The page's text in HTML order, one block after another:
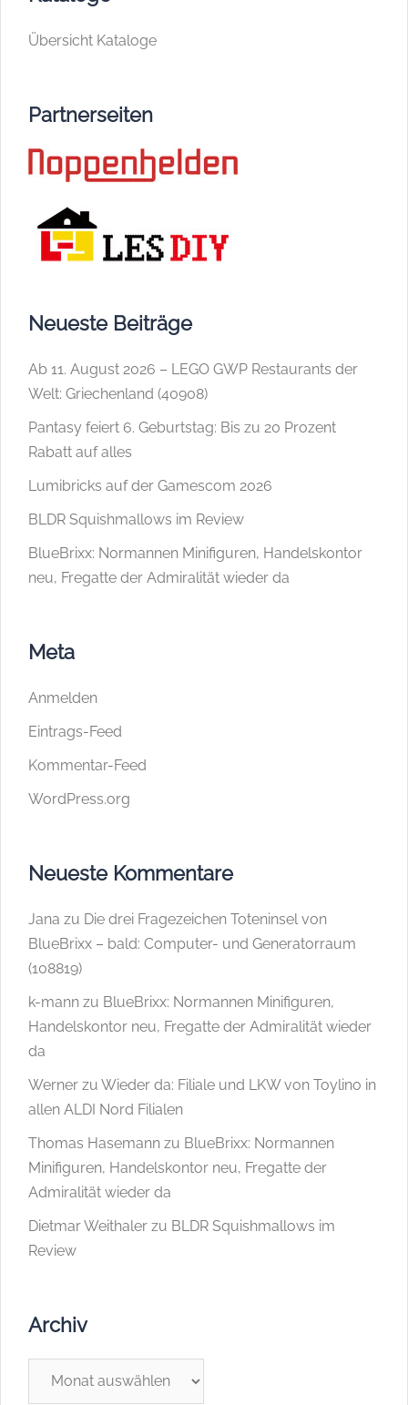
Übersicht Kataloge
Partnerseiten
Neueste Beiträge
Ab 11. August 2026 – LEGO GWP Restaurants der
Welt: Griechenland (40908)
Pantasy feiert 6. Geburtstag: Bis zu 20 Prozent
Rabatt auf alles
Lumibricks auf der Gamescom 2026
BLDR Squishmallows im Review
BlueBrixx: Normannen Minifiguren, Handelskontor
neu, Fregatte der Admiralität wieder da
Meta
Anmelden
Eintrags-Feed
Kommentar-Feed
WordPress.org
Neueste Kommentare
Jana zu Die drei Fragezeichen Toteninsel von
BlueBrixx – bald: Computer- und Generatorraum
(108819)
k-mann zu BlueBrixx: Normannen Minifiguren,
Handelskontor neu, Fregatte der Admiralität wieder
da
Werner zu Wieder da: Filiale und LKW von Toylino in
allen ALDI Nord Filialen
Thomas Hasemann zu BlueBrixx: Normannen
Minifiguren, Handelskontor neu, Fregatte der
Admiralität wieder da
Dietmar Weithaler zu BLDR Squishmallows im
Review
Archiv